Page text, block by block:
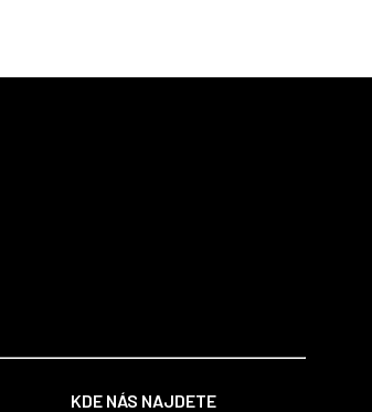
KDE NÁS NAJDETE